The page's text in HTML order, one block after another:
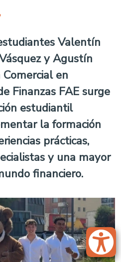
Valentín
y Agustín
en
Finanzas FAE surge
estudiantil
la formación
prácticas,
y una mayor
financiero.